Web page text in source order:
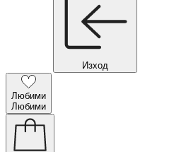
Изход
Любими
Любими